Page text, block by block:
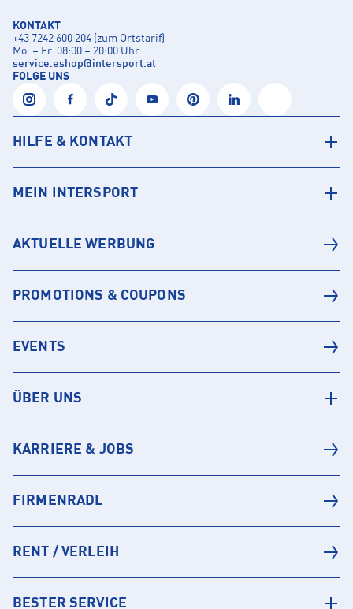
KONTAKT
+43 7242 600 204 (zum Ortstarif)
Mo. – Fr. 08:00 – 20:00 Uhr
service.eshop@intersport.at
FOLGE UNS
HILFE & KONTAKT
MEIN INTERSPORT
AKTUELLE WERBUNG
PROMOTIONS & COUPONS
EVENTS
ÜBER UNS
KARRIERE & JOBS
FIRMENRADL
RENT / VERLEIH
BESTER SERVICE